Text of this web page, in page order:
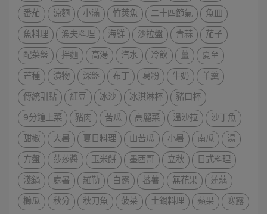
番茄
涼麵 小滿 竹莢魚 二十四節氣
魚皿
魚料理
漁夫料理 海鮮 沙拉盤 青蒜
茄子
配菜盤
拌麵 高湯 汽水 冷飲 薑
夏至
芒種
漬物 深盤 布丁 葛粉 牛奶
羊羹
傳統甜點
紅豆 冰沙 冰淇淋杯
豬口杯
9分鐘上菜
豬肉 苦瓜 高麗菜 溫沙拉
沙丁魚
甜椒
大暑 夏日料理 山苦瓜 小暑 南瓜
湯
方盤
莎莎醬 玉米餅 墨西哥 立秋
日式料理
淺鍋
處暑 羅勒 白露 蕃薯 無花果
蓮藕
櫛瓜
秋分 秋刀魚 菠菜 土鍋料理 蘋果
寒露